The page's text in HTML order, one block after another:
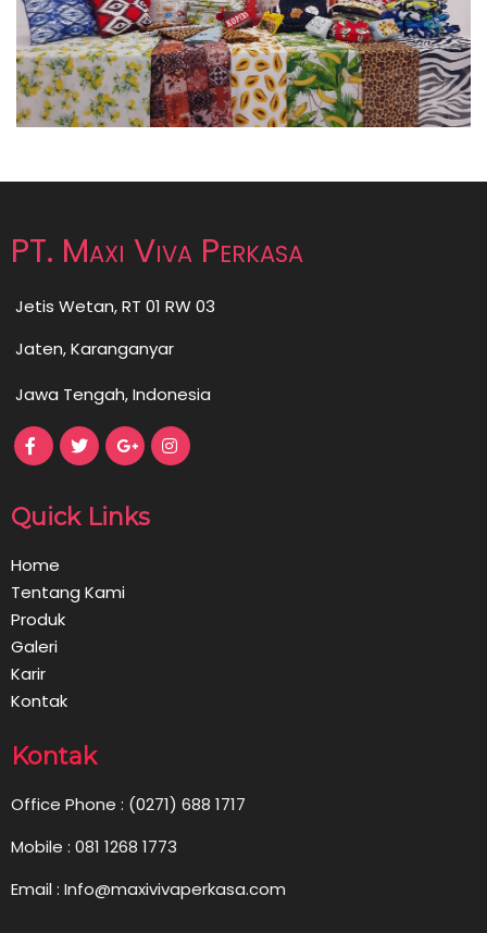
PT. Maxi Viva Perkasa
Jetis Wetan, RT 01 RW 03
Jaten, Karanganyar
Jawa Tengah, Indonesia
Quick Links
Home
Tentang Kami
Produk
Galeri
Karir
Kontak
Kontak
Office Phone : (0271) 688 1717
Mobile : 081 1268 1773
Email : Info@maxivivaperkasa.com